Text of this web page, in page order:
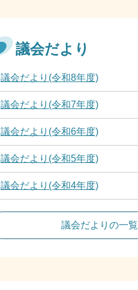
議会だより
議会だより(令和8年度)
議会だより(令和7年度)
議会だより(令和6年度)
議会だより(令和5年度)
議会だより(令和4年度)
議会だよりの一覧